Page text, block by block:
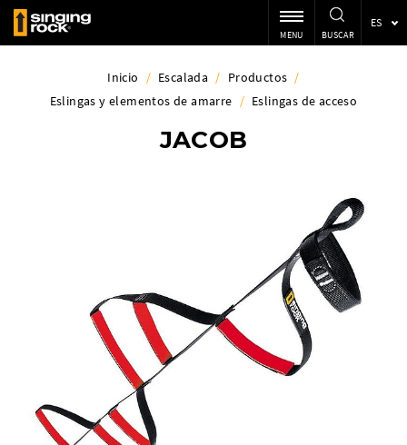
ES
MENU BUSCAR
Inicio / Escalada / Productos /
Eslingas y elementos de amarre / Eslingas de acceso
JACOB